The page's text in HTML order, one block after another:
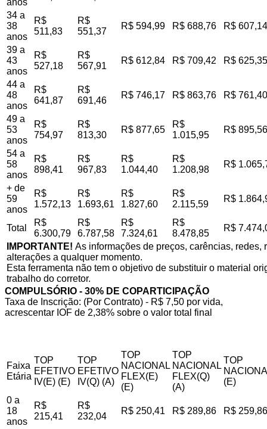
anos
34 a
38
anos
R$
511,83
R$
551,37
R$ 594,99 R$ 688,76 R$ 607,14
39 a
43
anos
R$
527,18
R$
567,91
R$ 612,84 R$ 709,42 R$ 625,35
44 a
48
anos
R$
641,87
R$
691,46
R$ 746,17 R$ 863,76 R$ 761,40
49 a
53
anos
R$
754,97
R$
813,30
R$ 877,65
R$
1.015,95
R$ 895,56
54 a
58
anos
R$
898,41
R$
967,83
R$
1.044,40
R$
1.208,98
R$
+ de
59
anos
R$
1.572,13
R$
1.693,61
R$
1.827,60
R$
2.115,59
R$
Total
R$
6.300,79
R$
6.787,58
R$
7.324,61
R$
8.478,85
R$
IMPORTANTE! As informações de preços, carências,
alterações a qualquer momento.
Esta ferramenta não tem o objetivo de substituir o material
trabalho do corretor.
COMPULSÓRIO - 30% DE COPARTICIPAÇÃO
Taxa de Inscrição: (Por Contrato) - R$ 7,50 por vida,
acrescentar IOF de 2,38% sobre o valor total final
Faixa
Etária
TOP
EFETIVO
IV(E) (E)
TOP
EFETIVO
IV(Q) (A)
TOP
NACIONAL
FLEX(E)
(E)
TOP
NACIONAL
FLEX(Q)
(A)
TOP
(E)
0 a
18
anos
R$
215,41
R$
232,04
R$ 250,41 R$ 289,86 R$ 259,86